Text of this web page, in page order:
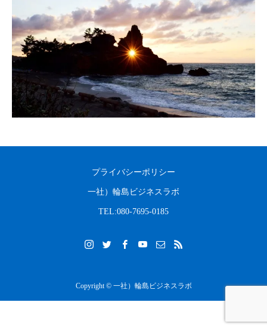
白米千枚田 あぜのきらめき（アルバム）
2023.08.31
今日の白米千枚田
2022.04.10
プライバシーポリシー
一社）輪島ビジネスラボ
TEL:080-7695-0185
Copyright © 一社）輪島ビジネスラボ